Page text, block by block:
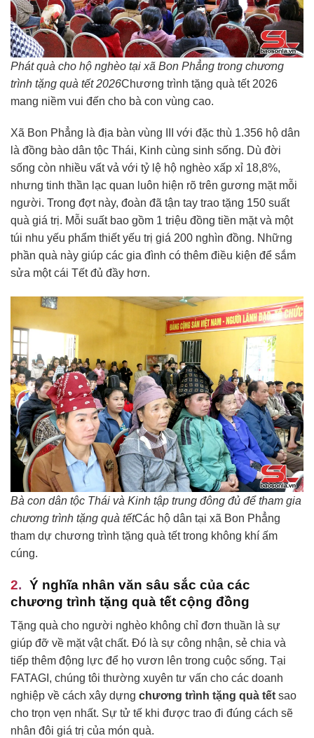
Phát quà cho hộ nghèo tại xã Bon Phẳng trong chương
trình tặng quà tết 2026Chương trình tặng quà tết 2026
mang niềm vui đến cho bà con vùng cao.
Xã Bon Phẳng là địa bàn vùng III với đặc thù 1.356 hộ dân
là đồng bào dân tộc Thái, Kinh cùng sinh sống. Dù đời
sống còn nhiều vất vả với tỷ lệ hộ nghèo xấp xỉ 18,8%,
nhưng tinh thần lạc quan luôn hiện rõ trên gương mặt mỗi
người. Trong đợt này, đoàn đã tận tay trao tặng 150 suất
quà giá trị. Mỗi suất bao gồm 1 triệu đồng tiền mặt và một
túi nhu yếu phẩm thiết yếu trị giá 200 nghìn đồng. Những
phần quà này giúp các gia đình có thêm điều kiện để sắm
sửa một cái Tết đủ đầy hơn.
Bà con dân tộc Thái và Kinh tập trung đông đủ để tham gia
chương trình tặng quà tếtCác hộ dân tại xã Bon Phẳng
tham dự chương trình tặng quà tết trong không khí ấm
cúng.
Ý nghĩa nhân văn sâu sắc của các
chương trình tặng quà tết cộng đồng
Tặng quà cho người nghèo không chỉ đơn thuần là sự
giúp đỡ về mặt vật chất. Đó là sự công nhận, sẻ chia và
tiếp thêm động lực để họ vươn lên trong cuộc sống. Tại
FATAGI, chúng tôi thường xuyên tư vấn cho các doanh
nghiệp về cách xây dựng chương trình tặng quà tết sao
cho trọn vẹn nhất. Sự tử tế khi được trao đi đúng cách sẽ
nhân đôi giá trị của món quà.